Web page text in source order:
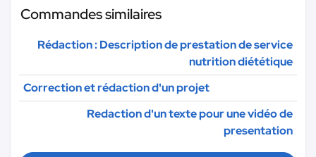
Commandes similaires
Rédaction : Description de prestation de service
nutrition diététique
Correction et rédaction d'un projet
Redaction d'un texte pour une vidéo de
presentation